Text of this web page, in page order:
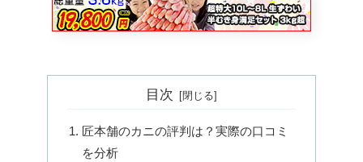
目次
匠本舗のカニの評判は？実際の口コミ
を分析